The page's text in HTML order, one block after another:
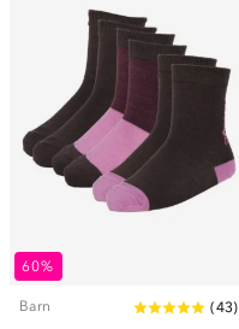
60%
Barn (43)